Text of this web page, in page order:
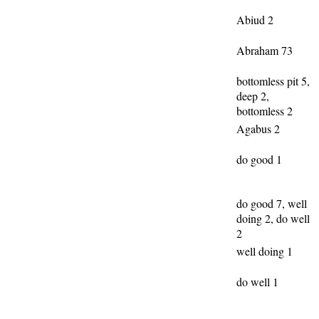
Abiud 2
Abraham 73
bottomless pit 5,
deep 2,
bottomless 2
Agabus 2
do good 1
do good 7, well
doing 2, do well
2
well doing 1
do well 1